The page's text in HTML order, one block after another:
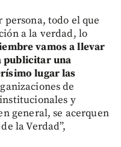
persona, todo el que
a la verdad, lo
vamos a llevar
publicitar una
lugar las
de
y
general, se acerquen
la Verdad”,